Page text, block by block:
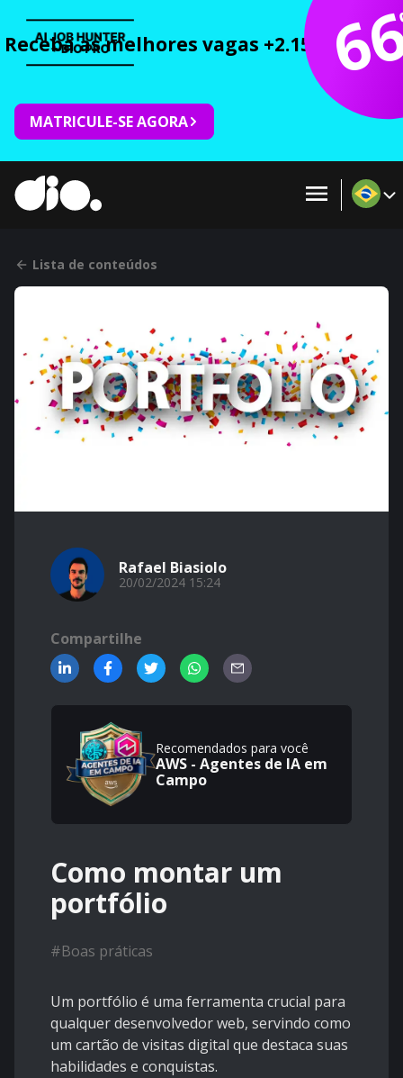
Receba as melhores vagas +2.150 cursos
MATRICULE-SE AGORA
Lista de conteúdos
Rafael Biasiolo
20/02/2024 15:24
Compartilhe
Recomendados para você
AWS - Agentes de IA em
Campo
Como montar um
portfólio
#Boas práticas
Um portfólio é uma ferramenta crucial para
qualquer desenvolvedor web, servindo como
um cartão de visitas digital que destaca suas
habilidades e conquistas.